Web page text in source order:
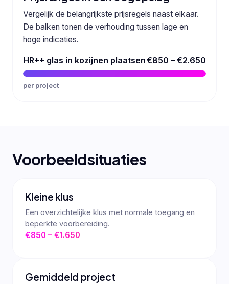
Vergelijk de belangrijkste prijsregels naast elkaar.
De balken tonen de verhouding tussen lage en
hoge indicaties.
HR++ glas in kozijnen plaatsen€850 – €2.650
per project
Voorbeeldsituaties
Kleine klus
Een overzichtelijke klus met normale toegang en
beperkte voorbereiding.
€850 – €1.650
Gemiddeld project